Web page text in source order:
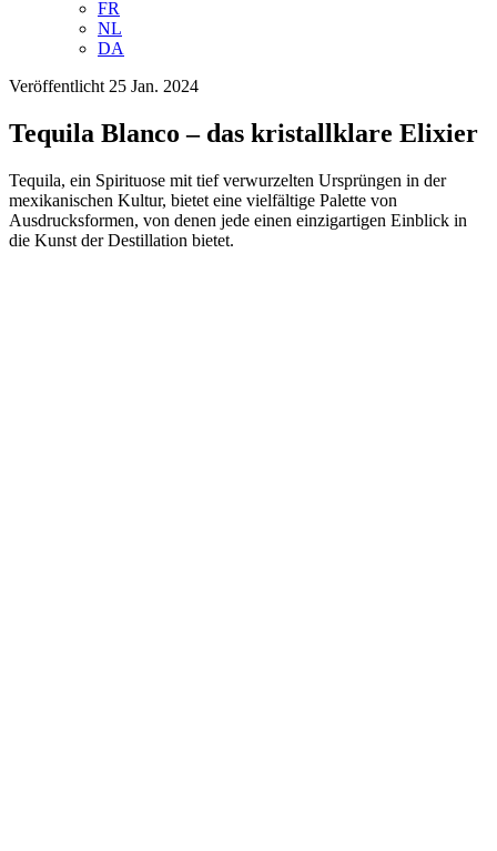
FR
NL
DA
Veröffentlicht 25 Jan. 2024
Tequila Blanco – das kristallklare Elixier
Tequila, ein Spirituose mit tief verwurzelten Ursprüngen in der
mexikanischen Kultur, bietet eine vielfältige Palette von
Ausdrucksformen, von denen jede einen einzigartigen Einblick in
die Kunst der Destillation bietet.